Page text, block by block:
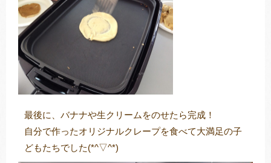
最後に、バナナや生クリームをのせたら完成！
自分で作ったオリジナルクレープを食べて大満足の子
どもたちでした(*^▽^*)